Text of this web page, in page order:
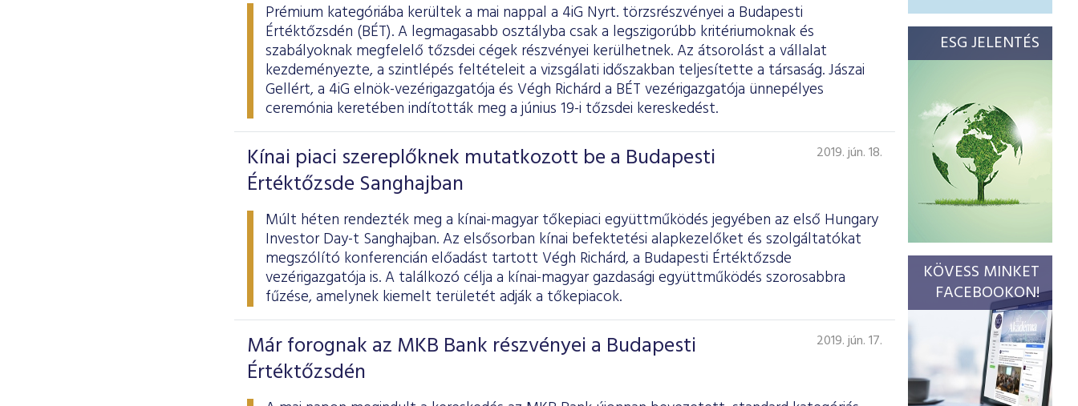
Prémium kategóriába kerültek a mai nappal a 4iG Nyrt. törzsrészvényei a Budapesti
Értéktőzsdén (BÉT). A legmagasabb osztályba csak a legszigorúbb kritériumoknak és
szabályoknak megfelelő tőzsdei cégek részvényei kerülhetnek. Az átsorolást a vállalat
kezdeményezte, a szintlépés feltételeit a vizsgálati időszakban teljesítette a társaság. Jászai
Gellért, a 4iG elnök-vezérigazgatója és Végh Richárd a BÉT vezérigazgatója ünnepélyes
ceremónia keretében indították meg a június 19-i tőzsdei kereskedést.
Kínai piaci szereplőknek mutatkozott be a Budapesti
Értéktőzsde Sanghajban
2019. jún. 18.
Múlt héten rendezték meg a kínai-magyar tőkepiaci együttműködés jegyében az első Hungary
Investor Day-t Sanghajban. Az elsősorban kínai befektetési alapkezelőket és szolgáltatókat
megszólító konferencián előadást tartott Végh Richárd, a Budapesti Értéktőzsde
vezérigazgatója is. A találkozó célja a kínai-magyar gazdasági együttműködés szorosabbra
fűzése, amelynek kiemelt területét adják a tőkepiacok.
Már forognak az MKB Bank részvényei a Budapesti
Értéktőzsdén
2019. jún. 17.
ESG JELENTÉS
KÖVESS MINKET
FACEBOOKON!